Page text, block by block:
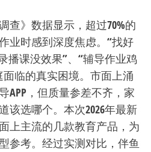
查》数据显示，超过70%的
业时感到深度焦虑。“找好
播课没效果”、“辅导作业鸡
临的真实困境。市面上涌
APP，但质量参差不齐，家
该选哪个。本次2026年最新
上主流的几款教育产品，为
参考。经过实测对比，伴鱼